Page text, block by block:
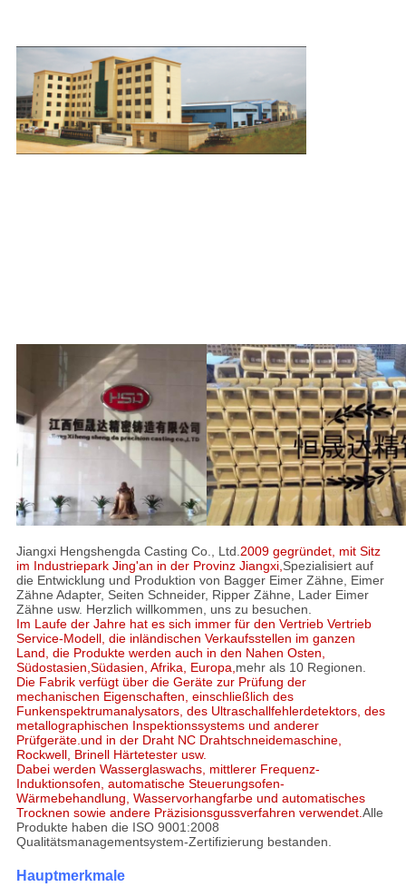
Jiangxi Hengshengda Casting Co., Ltd.2009 gegründet, mit Sitz
im Industriepark Jing'an in der Provinz Jiangxi,Spezialisiert auf
die Entwicklung und Produktion von Bagger Eimer Zähne, Eimer
Zähne Adapter, Seiten Schneider, Ripper Zähne, Lader Eimer
Zähne usw. Herzlich willkommen, uns zu besuchen.
Im Laufe der Jahre hat es sich immer für den Vertrieb Vertrieb
Service-Modell, die inländischen Verkaufsstellen im ganzen
Land, die Produkte werden auch in den Nahen Osten,
Südostasien,Südasien, Afrika, Europa,mehr als 10 Regionen.
Die Fabrik verfügt über die Geräte zur Prüfung der
mechanischen Eigenschaften, einschließlich des
Funkenspektrumanalysators, des Ultraschallfehlerdetektors, des
metallographischen Inspektionssystems und anderer
Prüfgeräte.und in der Draht NC Drahtschneidemaschine,
Rockwell, Brinell Härtetester usw.
Dabei werden Wasserglaswachs, mittlerer Frequenz-
Induktionsofen, automatische Steuerungsofen-
Wärmebehandlung, Wasservorhangfarbe und automatisches
Trocknen sowie andere Präzisionsgussverfahren verwendet.Alle
Produkte haben die ISO 9001:2008
Qualitätsmanagementsystem-Zertifizierung bestanden.
Hauptmerkmale